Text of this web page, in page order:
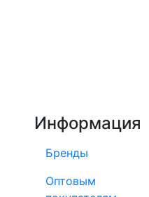
Информация
Бренды
Оптовым